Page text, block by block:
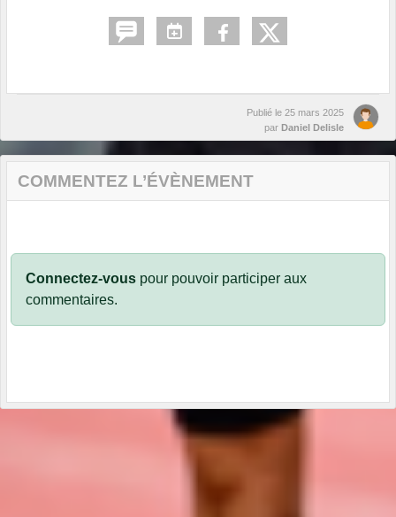
Publié le 25 mars 2025
par Daniel Delisle
COMMENTEZ L’ÉVÈNEMENT
Connectez-vous pour pouvoir participer aux
commentaires.